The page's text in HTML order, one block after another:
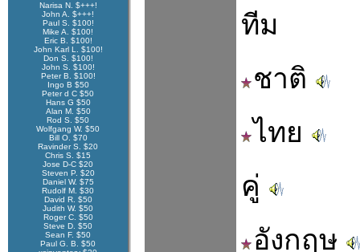
Narisa N. $+++!
John A. $+++!
Paul S. $100!
Mike A. $100!
Eric B. $100!
John Karl L. $100!
Don S. $100!
John S. $100!
Peter B. $100!
Ingo B $50
Peter d C $50
Hans G $50
Alan M. $50
Rod S. $50
Wolfgang W. $50
Bill O. $70
Ravinder S. $20
Chris S. $15
Jose D-C $20
Steven P. $20
Daniel W. $75
Rudolf M. $30
David R. $50
Judith W. $50
Roger C. $50
Steve D. $50
Sean F. $50
Paul G. B. $50
ทีม
ชาติ
ไทย
คู่
อังกฤษ